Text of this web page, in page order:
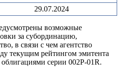
29.07.2024
возможные
за субординацию,
в связи с чем агентство
текущим рейтингом эмитента
серии 002P-01R.